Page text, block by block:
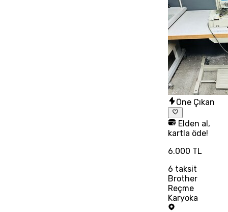
Öne Çıkan
Elden al,
kartla öde!
6.000 TL
6 taksit
Brother
Reçme
Karyoka